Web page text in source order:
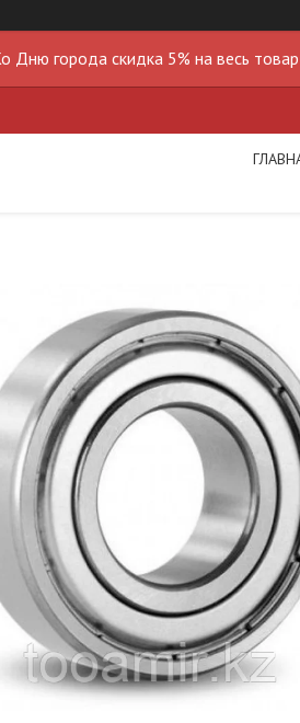
Дню города скидка 5% на весь